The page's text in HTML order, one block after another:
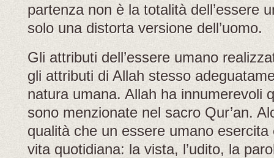
partenza non è la totalità dell’essere
solo una distorta versione dell’uomo.
Gli attributi dell’essere umano
gli attributi di Allah stesso
natura umana. Allah ha innumerevoli
sono menzionate nel sacro Qur’an.
qualità che un essere umano
vita quotidiana: la vista, l’udito, la